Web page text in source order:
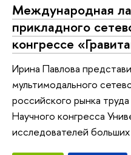
Международная
прикладного
конгрессе
Ирина Павлова
мультимодального
российского рынка
Научного конгресса
исследователей